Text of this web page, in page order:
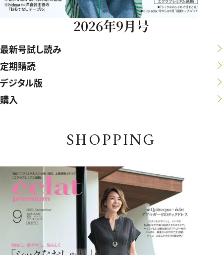
2026年9月号
最新号試し読み
定期購読
デジタル版
購入
SHOPPING